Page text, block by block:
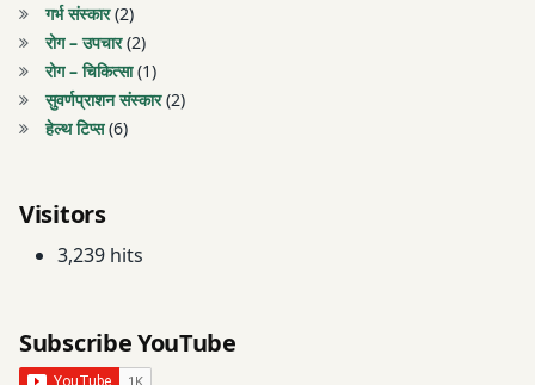
वृद्धि
नक्षत्र
2021
पुष्य
नक्षत्र
तिथियां
नक्षत्र
नासिक
पुष्य
नक्षत्र
2021
तिथियां
नासिक
तिथियां
गर्भ संस्कार(2)
रोग – उपचार(2)
रोग – चिकित्सा(1)
सुवर्णप्राशन संस्कार(2)
हेल्थ टिप्स(6)
Visitors
3,239 hits
Subscribe YouTube